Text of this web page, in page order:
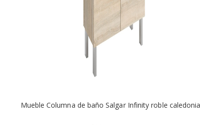
Mueble Columna de baño Salgar Infinity roble caledonia